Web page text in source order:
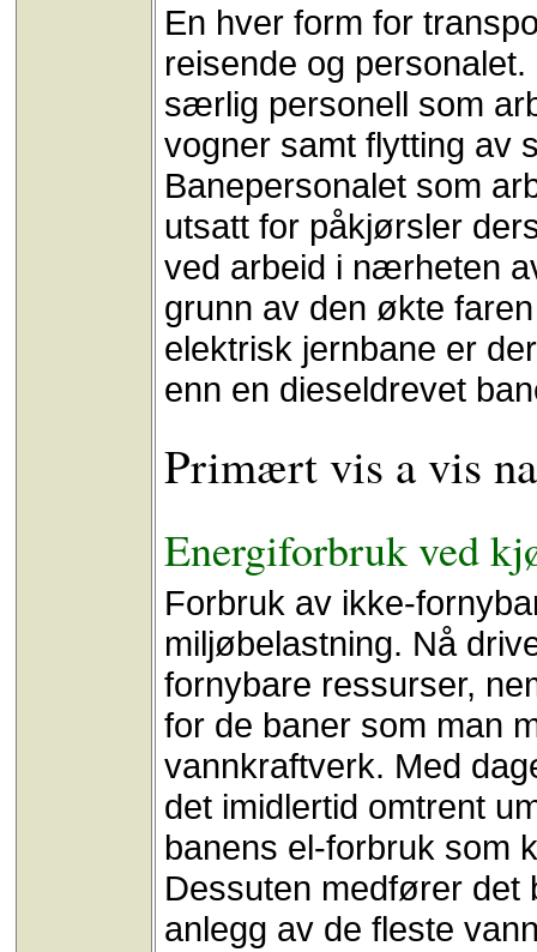
En hver form for
reisende og
særlig personell som
vogner samt flytting av
Banepersonalet som
utsatt for påkjørsler
ved arbeid i nærheten
grunn av den økte
elektrisk jernbane er
enn en dieseldrevet
Primært vis a vis
Energiforbruk ved
Forbruk av ikke-
miljøbelastning. Nå
fornybare ressurser,
for de baner som man
vannkraftverk. Med
det imidlertid omtrent
banens el-forbruk som
Dessuten medfører det
anlegg av de fleste